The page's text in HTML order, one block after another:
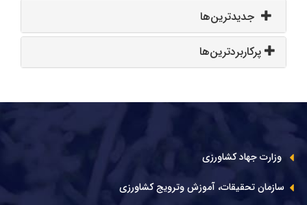
جدیدترین‌ها
پرکاربردترین‌ها
وزارت جهاد کشاورزی
سازمان تحقیقات، آموزش وترویج کشاورزی